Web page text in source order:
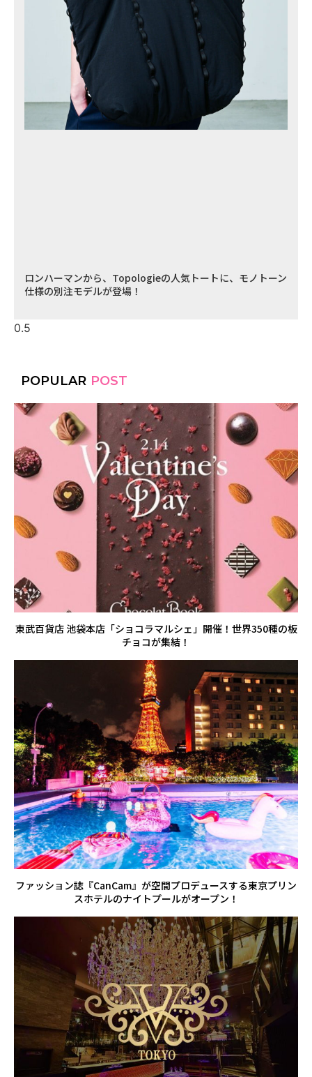
ロンハーマンから、Topologieの人気トートに、モノトーン
仕様の別注モデルが登場！
POPULAR POST
東武百貨店 池袋本店「ショコラマルシェ」開催！世界350種の板
チョコが集結！
ファッション誌『CanCam』が空間プロデュースする東京プリン
スホテルのナイトプールがオープン！